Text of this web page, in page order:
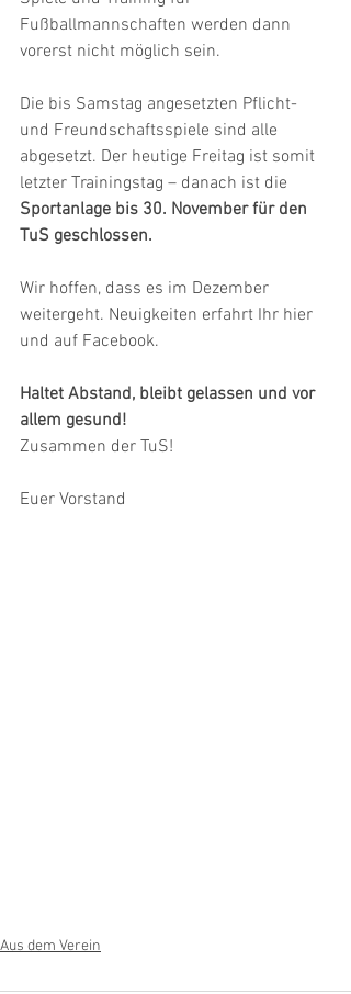
Fußballmannschaften werden dann
vorerst nicht möglich sein.
Die bis Samstag angesetzten Pflicht-
und Freundschaftsspiele sind alle
abgesetzt. Der heutige Freitag ist somit
letzter Trainingstag – danach ist die
Sportanlage bis 30. November für den
TuS geschlossen.
Wir hoffen, dass es im Dezember
weitergeht. Neuigkeiten erfahrt Ihr hier
und auf Facebook.
Haltet Abstand, bleibt gelassen und vor
allem gesund!
Zusammen der TuS!
Euer Vorstand
Aus dem Verein